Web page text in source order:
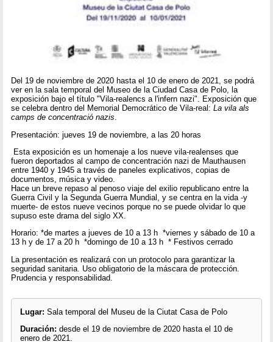
Del 19 de noviembre de 2020 hasta el 10 de enero de 2021, se podrá
ver en la sala temporal del Museo de la Ciudad Casa de Polo, la
exposición bajo el título "Vila-realencs a l'infern nazi". Exposición que
se celebra dentro del Memorial Democrático de Vila-real:La vila als
camps de concentració nazis.
Presentación: jueves 19 de noviembre, a las 20 horas
Esta exposición es un homenaje a los nueve vila-realenses que
fueron deportados al campo de concentración nazi de Mauthausen
entre 1940 y 1945 a través de paneles explicativos, copias de
documentos, música y video.
Hace un breve repaso al penoso viaje del exilio republicano entre la
Guerra Civil y la Segunda Guerra Mundial, y se centra en la vida -y
muerte- de estos nueve vecinos porque no se puede olvidar lo que
supuso este drama del siglo XX.
Horario: *de martes a jueves de 10 a 13 h *viernes y sábado de 10 a
13 h y de 17 a 20 h *domingo de 10 a 13 h * Festivos cerrado
La presentación es realizará con un protocolo para garantizar la
seguridad sanitaria. Uso obligatorio de la máscara de protección.
Prudencia y responsabilidad.
Lugar: Sala temporal del Museu de la Ciutat Casa de Polo
Duración: desde el 19 de noviembre de 2020 hasta el 10 de
enero de 2021.